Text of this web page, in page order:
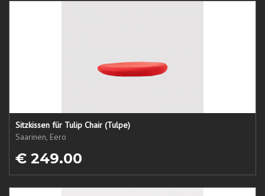
Sitzkissen für Tulip Chair (Tulpe)
Saarinen, Eero
€ 249.00